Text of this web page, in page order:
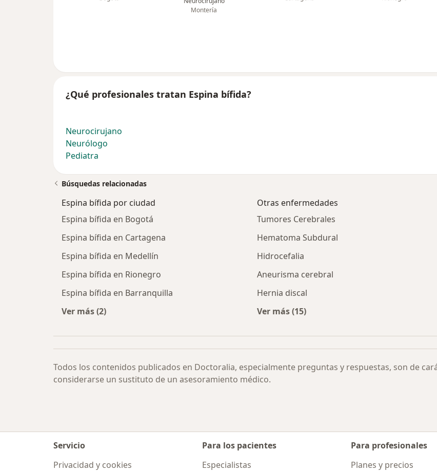
Montería
¿Qué profesionales tratan Espina bífida?
Neurocirujano
Neurólogo
Pediatra
Búsquedas relacionadas
Espina bífida por ciudad
Espina bífida en Bogotá
Espina bífida en Cartagena
Espina bífida en Medellín
Espina bífida en Rionegro
Espina bífida en Barranquilla
Ver más (2)
Otras enfermedades
Tumores Cerebrales
Hematoma Subdural
Hidrocefalia
Aneurisma cerebral
Hernia discal
Ver más (15)
Todos los contenidos publicados en Doctoralia, especialmente preguntas y respuestas, son de
considerarse un sustituto de un asesoramiento médico.
Servicio
Privacidad y cookies
Para los pacientes
Especialistas
Para profesionales
Planes y precios